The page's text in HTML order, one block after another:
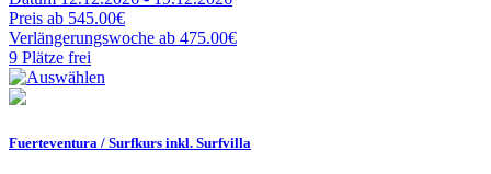
Preis ab 545.00€
Verlängerungswoche ab 475.00€
9 Plätze frei
Fuerteventura / Surfkurs inkl. Surfvilla